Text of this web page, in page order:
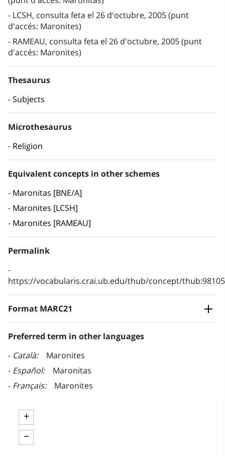
LCSH, consulta feta el 26 d'octubre, 2005 (punt
d'accés: Maronites)
RAMEAU, consulta feta el 26 d'octubre, 2005 (punt
d'accés: Maronites)
Thesaurus
Subjects
Microthesaurus
Religion
Equivalent concepts in other schemes
Maronitas [BNE/A]
Maronites [LCSH]
Maronites [RAMEAU]
Permalink
https://vocabularis.crai.ub.edu/thub/concept/
Format MARC21
Preferred term in other languages
Català
Maronites
Español
Maronitas
Français
Maronites
+
−